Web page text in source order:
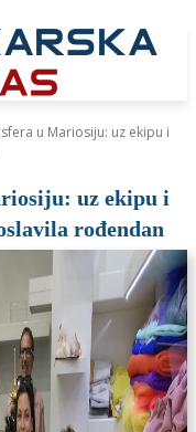
u Mariosiju: uz ekipu i
uz ekipu i
rođendan